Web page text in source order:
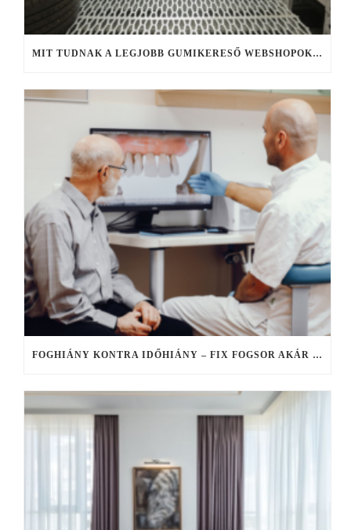
MIT TUDNAK A LEGJOBB GUMIKERESŐ WEBSHOPOK, ÉS MIRE FIGYELJ KERESÉS KÖZBEN?
FOGHIÁNY KONTRA IDŐHIÁNY – FIX FOGSOR AKÁR EGY NAP ALATT, HA NINCS IDŐ ELHÚZÓDÓ KEZELÉSEKRE